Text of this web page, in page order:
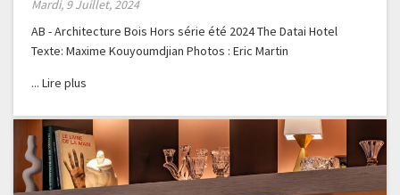
Mardi, 9 Juillet, 2024
AB - Architecture Bois Hors série été 2024 The Datai Hotel
Texte: Maxime Kouyoumdjian Photos : Eric Martin